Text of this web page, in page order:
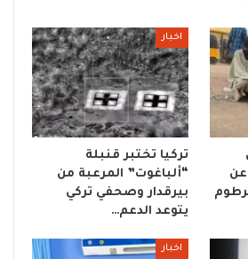
عن
اخبار
تركيا تختبر قنبلة
“ألباغوت” المرعبة من
بيرقدار وصحفي تركي
يتوعد الدعم…
اخبار